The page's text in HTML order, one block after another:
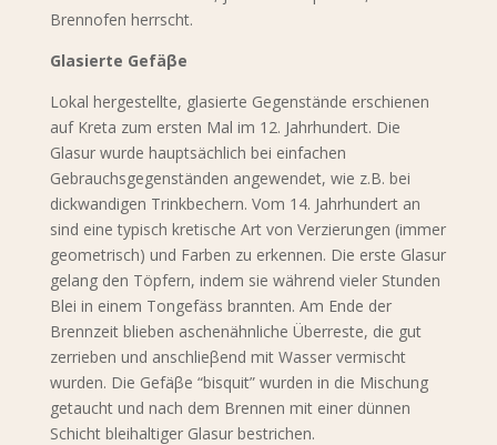
Brennofen herrscht.
Glasierte Gefäβe
Lokal hergestellte, glasierte Gegenstände erschienen
auf Kreta zum ersten Mal im 12. Jahrhundert. Die
Glasur wurde hauptsächlich bei einfachen
Gebrauchsgegenständen angewendet, wie z.B. bei
dickwandigen Trinkbechern. Vom 14. Jahrhundert an
sind eine typisch kretische Art von Verzierungen (immer
geometrisch) und Farben zu erkennen. Die erste Glasur
gelang den Töpfern, indem sie während vieler Stunden
Blei in einem Tongefäss brannten. Am Ende der
Brennzeit blieben aschenähnliche Überreste, die gut
zerrieben und anschlieβend mit Wasser vermischt
wurden. Die Gefäβe “bisquit” wurden in die Mischung
getaucht und nach dem Brennen mit einer dünnen
Schicht bleihaltiger Glasur bestrichen.